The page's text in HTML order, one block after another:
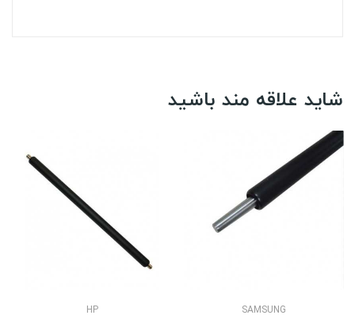
شاید علاقه مند باشید
HP SAMSUNG